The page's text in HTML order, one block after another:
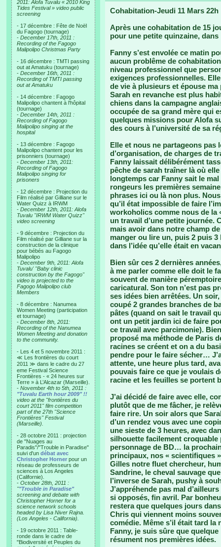
2011: Alofa Tuvalu « 2010 King
Tides Festival » video public
screening
- 17 décembre : Fête de Noël
du Fagogo (tournage)
- December 17th, 2011 :
Recording of the Fagogo
Malipolipo Christmas Party
- 16 décembre : TMTI passing
out at Amatuku (tournage)
- December 16th, 2011 :
Recording of TMTI passing
out at Amatuku
- 14 décembre : Fagogo
Malipolipo chantent à l'hôpital
(tournage)
- December 14th, 2011 :
Recording of Fagogo
Malipolipo singing at the
hospital
- 13 décembre : Fagogo
Malipolipo chantent pour les
prisonniers (tournage)
- December 13th, 2011:
Recording of Fagogo
Malipolipo singing for
prisoners
- 12 décembre : Projection du
Film réalisé par Gilliane sur le
Water Quizz à IRWM
- December 12th, 2011: Alofa
Tuvalu "IRWM Water Quizz"
video screening
- 9 décembre : Projection du
Film réalisé par Gilliane sur la
construction de la clinique
pour bébés au Fagogo
Malipolipo
- December 9th, 2011: Alofa
Tuvalu' "Baby clinic
construction by the Fagogo"
video is projected to the
Fagogo Malipolipo club
Members
- 8 décembre : Nanumea
Women Meeting (participation
et tournage)
- December 8th, 2011:
Recording of the Nanumea
Women Meeting and donation
to the community.
- Les 4 et 5 novembre 2011 :
≪ Les frontières du court
2011 ≫ dans le cadre du 27
eme Festival Science
Frontières - « 24 heures sur
Terre » à L’Alcazar (Marseille).
- November 4th to 5th, 2011 :
"Tuvalu Earth hour 2009" !!
video at the "frontières du
court 2011" film competition
part of the 27th "Science
Frontières" Festival
(Marseille).
- 28 octobre 2011 : projection
de "Nuages au
Paradis"/"Trouble in Paradise"
suivi d'un débat avec
Christopher Horner pour un
réseau de professeurs de
sciences à Los Angeles
(Californie).
- October 28th, 2011 :
""Trouble in Paradise"
screening and debate with
Christopher Horner for a
science network schools
headed by Lisa Niver Rajna.
(Los Angeles - California).
- 19 octobre 2011 : Table-
ronde dans le cadre de
"Biodiversité et Peuples du
Cohabitation-Jeudi 11 Mars 22h
Après une cohabitation de 15
pour une petite quinzaine,
Fanny s’est envolée ce matin
aucun problême de
niveau professionnel que
exigences professionnelles.
de vie à plusieurs et épouse
Sarah en revanche est plus
chiens dans la campagne
occupée de sa grand mère qui
quelques missions pour Alofa
des cours à l’université de sa
Elle et nous ne partageons pas
d’organisation, de charges de
Fanny laissait délibérément
pêche de sarah traîner là où
longtemps car Fanny sait le
rongeurs les premières
phrases ici ou là non plus.
qu’il état impossible de faire
workoholics comme nous de la
un travail d’une petite journée.
mais avoir dans notre champ
manger ou lire un, puis 2 puis
dans l’idée qu’elle était en
Bien sûr ces 2 dernières
à me parler comme elle doit le
souvent de manière
caricatural. Son ton n’est pas
ses idées bien arrêtées. Un
coupé 2 grandes branches de
pâtes (quand on sait le travail
ont un petit jardin ici de faire
ce travail avec parcimonie).
proposé ma méthode de Paris
racines se créent et on a du
pendre pour le faire sécher…
attente, une heure plus tard,
pouvais faire ce que je voulais
racine et les feuilles se portent
J’ai décidé de faire avec elle,
plutôt que de me fâcher, je
faire rire. Un soir alors que
d’un rendez vous avec une
une sieste de 3 heures, avec
silhouette facilement croquable
personnage de BD… la
principaux, nos « scientifiques
Gilles notre fluet chercheur,
Sandrine, le cheval sauvage
l’inverse de Sarah, pushy à
J’appréhende pas mal
si opposés, fin avril. Par
restera que quelques jours
Chris qui viennent moins
comédie. Même s’il était tard
Fanny, je suis sûre que
résument nos premières idées.